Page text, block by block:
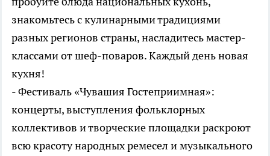
знакомьтесь с кулинарными традициями
разных регионов страны, насладитесь мастер-
классами от шеф-поваров. Каждый день новая
кухня!
- Фестиваль «Чувашия Гостеприимная»:
концерты, выступления фольклорных
коллективов и творческие площадки раскроют
всю красоту народных ремесел и музыкального